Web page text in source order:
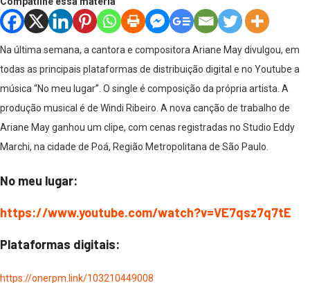
Na última semana, a cantora e compositora Ariane May divulgou, em
todas as principais plataformas de distribuição digital e no Youtube a
música “No meu lugar”. O single é composição da própria artista. A
produção musical é de Windi Ribeiro. A nova canção de trabalho de
Ariane May ganhou um clipe, com cenas registradas no Studio Eddy
Marchi, na cidade de Poá, Região Metropolitana de São Paulo.
No meu lugar:
https://www.youtube.com/watch?v=VE7qsz7q7tE
Plataformas digitais:
https://onerpm.link/103210449008